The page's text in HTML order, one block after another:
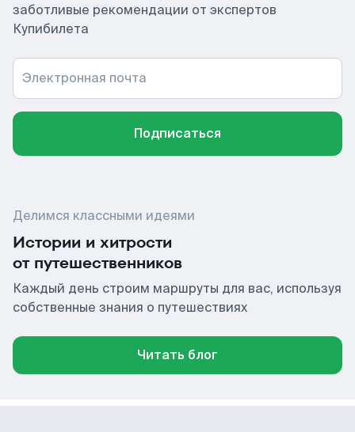
заботливые рекомендации от экспертов
Купибилета
Электронная почта
Подписаться
Делимся классными идеями
Истории и хитрости
от путешественников
Каждый день строим маршруты для вас, используя
собственные знания о путешествиях
Читать блог